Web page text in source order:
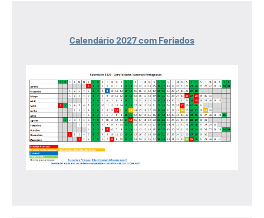
Calendário 2027 com Feriados